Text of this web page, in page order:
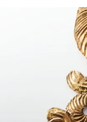
C'era una volta